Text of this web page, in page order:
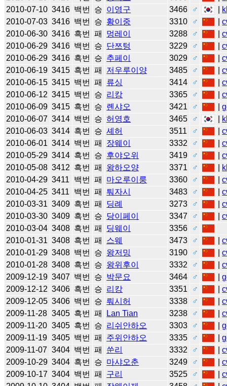
2010-07-10 3416 백번 승 이영구 3466 ♂
2010-07-03 3416 백번 승 황이중 3310 ♂ |
2010-06-30 3416 흑번 패 멍레이 3288 ♂ |
2010-06-29 3416 백번 승 단쯔텅 3229 ♂ |
2010-06-29 3416 흑번 승 추페이 3029 ♂ |
2010-06-19 3415 흑번 패 저우루이양 3485 ♂ |
2010-06-15 3415 백번 패 류싱 3414 ♂ |
2010-06-12 3415 백번 승 리캉 3365 ♂ |
2010-06-09 3415 흑번 승 롄샤오 3421 ♂ |
2010-06-07 3414 백번 승 허영호 3465 ♂
2010-06-03 3414 흑번 승 셰허 3511 ♂ |
2010-06-01 3414 백번 패 장웨이 3332 ♂ |
2010-05-29 3414 흑번 승 후야오위 3419 ♂ |
2010-05-08 3412 흑번 패 왕하오양 3371 ♂
2010-04-29 3411 백번 패 마오루이룽 3360 ♂ |
2010-04-25 3411 백번 패 퉈자시 3483 ♂ |
2010-03-31 3409 흑번 패 딩례 3273 ♂ |
2010-03-30 3409 흑번 승 당이페이 3347 ♂ |
2010-03-04 3408 흑번 패 딩웨이 3356
♂
2010-01-31 3408 흑번 패 스웨 3473 ♂ |
2010-01-29 3408 백번 승 왕저밍 3190 ♂ |
2010-01-28 3408 흑번 승 왕위후이 3332 ♂ |
2009-12-19 3407 백번 승 박문요 3464 ♂ |
2009-12-12 3406 흑번 승 리캉 3351 ♂ |
2009-12-05 3406 백번 승 뤄시허 3338 ♂ |
2009-11-28 3405 흑번 패 Lan Tian 3238 ♂ |
2009-11-20 3405 흑번 승 리쉬안하오 3303 ♂ |
2009-11-19 3405 백번 패 주위안하오 3335 ♂ |
2009-11-07 3404 백번 패 쑨리 3332 ♂ |
2009-10-29 3404 흑번 승 마샤오춘 3249 ♂ |
2009-10-17 3404 백번 패 구리 3525 ♂ |